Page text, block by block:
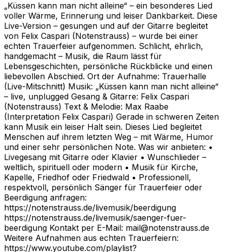
„Küssen kann man nicht alleine“ – ein besonderes Lied
voller Wärme, Erinnerung und leiser Dankbarkeit. Diese
Live-Version – gesungen und auf der Gitarre begleitet
von Felix Caspari (Notenstrauss) – wurde bei einer
echten Trauerfeier aufgenommen. Schlicht, ehrlich,
handgemacht – Musik, die Raum lässt für
Lebensgeschichten, persönliche Rückblicke und einen
liebevollen Abschied. Ort der Aufnahme: Trauerhalle
(Live-Mitschnitt) Musik: „Küssen kann man nicht alleine“
– live, unplugged Gesang & Gitarre: Felix Caspari
(Notenstrauss) Text & Melodie: Max Raabe
(Interpretation Felix Caspari) Gerade in schweren Zeiten
kann Musik ein leiser Halt sein. Dieses Lied begleitet
Menschen auf ihrem letzten Weg – mit Wärme, Humor
und einer sehr persönlichen Note. Was wir anbieten: •
Livegesang mit Gitarre oder Klavier • Wunschlieder –
weltlich, spirituell oder modern • Musik für Kirche,
Kapelle, Friedhof oder Friedwald • Professionell,
respektvoll, persönlich Sänger für Trauerfeier oder
Beerdigung anfragen:
https://notenstrauss.de/livemusik/beerdigung
https://notenstrauss.de/livemusik/saenger-fuer-
beerdigung Kontakt per E-Mail: mail@notenstrauss.de
Weitere Aufnahmen aus echten Trauerfeiern:
https://www.youtube.com/playlist?